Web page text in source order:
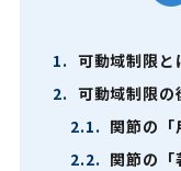
1. 可動域制限と
2. 可動域制限
2.1. 関節の「
2.2. 関節の「